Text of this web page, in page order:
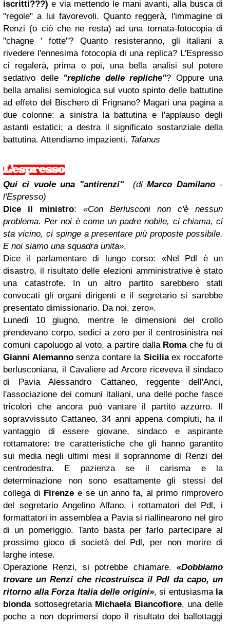
iscritti???) e via mettendo le mani avanti, alla busca di
"regole" a lui favorevoli. Quanto reggerà, l'immagine di
Renzi (o ciò che ne resta) ad una tornata-fotocopia di
"chagne ' fotte"? Quanto resisteranno, gli italiani a
rivedere l'ennesima fotocopia di una replica? L'Espresso
ci regalerà, prima o poi, una bella analisi sul potere
sedativo delle "repliche delle repliche"? Oppure una
bella amalisi semiologica sul vuoto spinto delle battutine
ad effeto del Bischero di Frignano? Magari una pagina a
due colonne: a sinistra la battutina e l'applauso degli
astanti estatici; a destra il significato sostanziale della
battutina. Attendiamo impazienti. Tafanus
Qui ci vuole una "antirenzi"(diMarco Damilano -
l'Espresso)
Dice il ministro: «Con Berlusconi non c'è nessun
problema. Per noi è come un padre nobile, ci chiama, ci
sta vicino, ci spinge a presentare più proposte possibile.
E noi siamo una squadra unita».
Dice il parlamentare di lungo corso: «Nel Pdl è un
disastro, il risultato delle elezioni amministrative è stato
una catastrofe. In un altro partito sarebbero stati
convocati gli organi dirigenti e il segretario si sarebbe
presentato dimissionario. Da noi, zero».
Lunedì 10 giugno, mentre le dimensioni del crollo
prendevano corpo, sedici a zero per il centrosinistra nei
comuni capoluogo al voto, a partire dalla Romache fu di
Gianni Alemannosenza contare la Siciliaex roccaforte
berlusconiana, il Cavaliere ad Arcore riceveva il sindaco
di Pavia Alessandro Cattaneo, reggente dell'Anci,
l'associazione dei comuni italiani, una delle poche fasce
tricolori che ancora può vantare il partito azzurro. Il
sopravvissuto Cattaneo, 34 anni appena compiuti, ha il
vantaggio di essere giovane, sindaco e aspirante
rottamatore: tre caratteristiche che gli hanno garantito
sui media negli ultimi mesi il soprannome di Renzi del
centrodestra. E pazienza se il carisma e la
determinazione non sono esattamente gli stessi del
collega di Firenze e se un anno fa, al primo rimprovero
del segretario Angelino Alfano, i rottamatori del Pdl, i
formattatori in assemblea a Pavia si riallinearono nel giro
di un pomeriggio. Tanto basta per farlo partecipare al
prossimo gioco di società del Pdl, per non morire di
larghe intese.
Operazione Renzi, si potrebbe chiamare. «Dobbiamo
trovare un Renzi che ricostruisca il Pdl da capo, un
ritorno alla Forza Italia delle origini», si entusiasma la
biondasottosegretaria Michaela Biancofiore, una delle
poche a non deprimersi dopo il risultato dei ballottaggi